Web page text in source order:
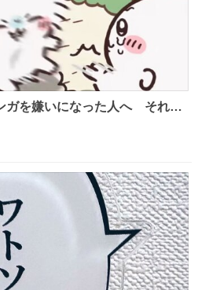
ガを嫌いになった人へ それで
article/96186 『映画
』を3回観て、原作も追ってい
す🖊